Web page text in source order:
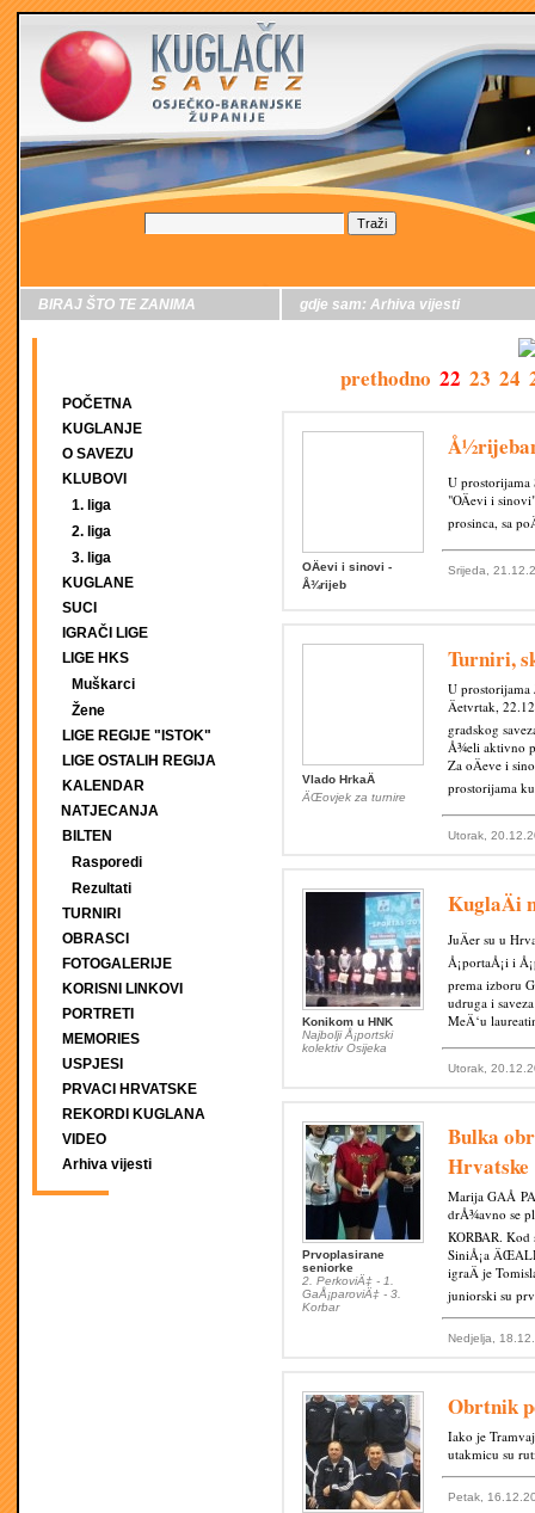
BIRAJ ŠTO TE ZANIMA
POČETNA
KUGLANJE
O SAVEZU
KLUBOVI
1. liga
2. liga
3. liga
KUGLANE
SUCI
IGRAČI LIGE
LIGE HKS
Muškarci
Žene
LIGE REGIJE "ISTOK"
LIGE OSTALIH REGIJA
KALENDAR
NATJECANJA
BILTEN
Rasporedi
Rezultati
TURNIRI
OBRASCI
FOTOGALERIJE
KORISNI LINKOVI
PORTRETI
MEMORIES
USPJESI
PRVACI HRVATSKE
REKORDI KUGLANA
VIDEO
Arhiva vijesti
gdje sam: Arhiva vijesti
prethodno 22 23 24
OÄevi i sinovi -
Å¾rijeb
U prostorijama
"OÄevi i
prosinca, sa
Srijeda,
Vlado HrkaÄ
ÄŒovjek za turnire
Turniri,
U prostorijama
Äetvrtak,
gradskog
Å¾eli aktivno
Za oÄeve i
prostorijama
Utorak,
Konikom u HNK
Najbolji Å¡portski
kolektiv Osijeka
KuglaÄi
JuÄer su u
Å¡portaÅ¡i i
prema izboru
udruga i
MeÄ‘u
Utorak,
Prvoplasirane
seniorke
2. PerkoviÄ‡ - 1.
GaÅ¡paroviÄ‡ - 3.
Korbar
Bulka
Hrvatske
Marija GAÅ
drÅ¾avno se
KORBAR.
SiniÅ¡a
igraÄ je
juniorski su
Nedjelja,
Obrtnik
Iako je
utakmicu su
Petak,